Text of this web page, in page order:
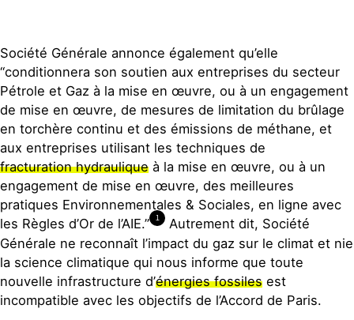
Société Générale ne s’engage que sur
les financements de projets et non sur
les financements aux entreprises
pourtant cruciaux pour cette indiustrie.
Mais l’engagement sur les sables
bitumineux ne couvre que les projets
de production et non les 3 pipelines
de sables bitumineux prévus outre-
Atalntique: Keystone XL de
TransCanada, qui a été relancé par
l’administration Trump une semaine
après son arrivée au pouvoir, le Line 3
d’Enbridge, et le TransMountain de
Kinder Morgan.
L’analyse des infrastructures
existantes par rapport à la production
Société Générale annonce également qu’elle
“conditionnera son soutien aux entreprises du secteur
Pétrole et Gaz à la mise en œuvre, ou à un engagement
de mise en œuvre, de mesures de limitation du brûlage
en torchère continu et des émissions de méthane, et
aux entreprises utilisant les techniques de
fracturation hydraulique à la mise en œuvre, ou à un
engagement de mise en œuvre, des meilleures
pratiques Environnementales & Sociales, en ligne avec
les Règles d’Or de l’AIE.”
1
Autrement dit, Société
Générale ne reconnaît l’impact du gaz sur le climat et nie
la science climatique qui nous informe que toute
nouvelle infrastructure d’énergies fossiles est
incompatible avec les objectifs de l’Accord de Paris.